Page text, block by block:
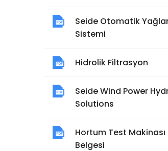
Seide Otomatik
Sistemi
Hidrolik Filtrasyon
Seide Wind Power
Solutions
Hortum Test Makinası
Belgesi